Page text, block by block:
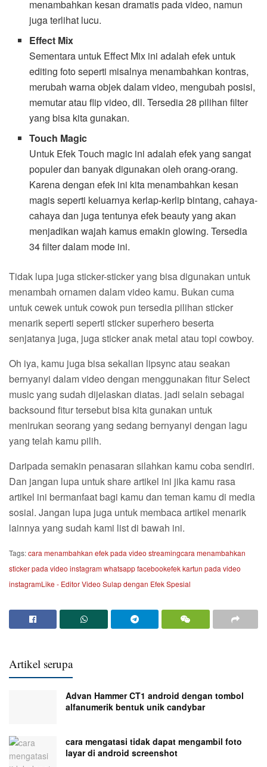
menambahkan kesan dramatis pada video, namun
juga terlihat lucu.
Effect Mix
Sementara untuk Effect Mix ini adalah efek untuk
editing foto seperti misalnya menambahkan kontras,
merubah warna objek dalam video, mengubah posisi,
memutar atau flip video, dll. Tersedia 28 pilihan filter
yang bisa kita gunakan.
Touch Magic
Untuk Efek Touch magic ini adalah efek yang sangat
populer dan banyak digunakan oleh orang-orang.
Karena dengan efek ini kita menambahkan kesan
magis seperti keluarnya kerlap-kerlip bintang, cahaya-
cahaya dan juga tentunya efek beauty yang akan
menjadikan wajah kamus emakin glowing. Tersedia
34 filter dalam mode ini.
Tidak lupa juga sticker-sticker yang bisa digunakan untuk
menambah ornamen dalam video kamu. Bukan cuma
untuk cewek untuk cowok pun tersedia pilihan sticker
menarik seperti seperti sticker superhero beserta
senjatanya juga, juga sticker anak metal atau topi cowboy.
Oh iya, kamu juga bisa sekalian lipsync atau seakan
bernyanyi dalam video dengan menggunakan fitur Select
music yang sudah dijelaskan diatas. jadi selain sebagai
backsound fitur tersebut bisa kita gunakan untuk
menirukan seorang yang sedang bernyanyi dengan lagu
yang telah kamu pilih.
Daripada semakin penasaran silahkan kamu coba sendiri.
Dan jangan lupa untuk share artikel ini jika kamu rasa
artikel ini bermanfaat bagi kamu dan teman kamu di media
sosial. Jangan lupa juga untuk membaca artikel menarik
lainnya yang sudah kami list di bawah ini.
Tags:cara menambahkan efek pada video streamingcara menambahkan
sticker pada video instagram whatsapp facebookefek kartun pada video
instagramLike - Editor Video Sulap dengan Efek Spesial
Artikel serupa
Advan Hammer CT1 android dengan tombol
alfanumerik bentuk unik candybar
cara mengatasi tidak dapat mengambil foto
layar di android screenshot